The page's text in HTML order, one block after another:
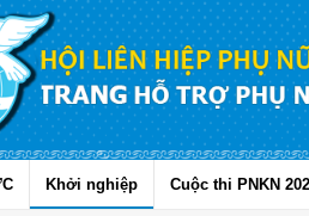
Khởi nghiệp Cuộc thi PNKN